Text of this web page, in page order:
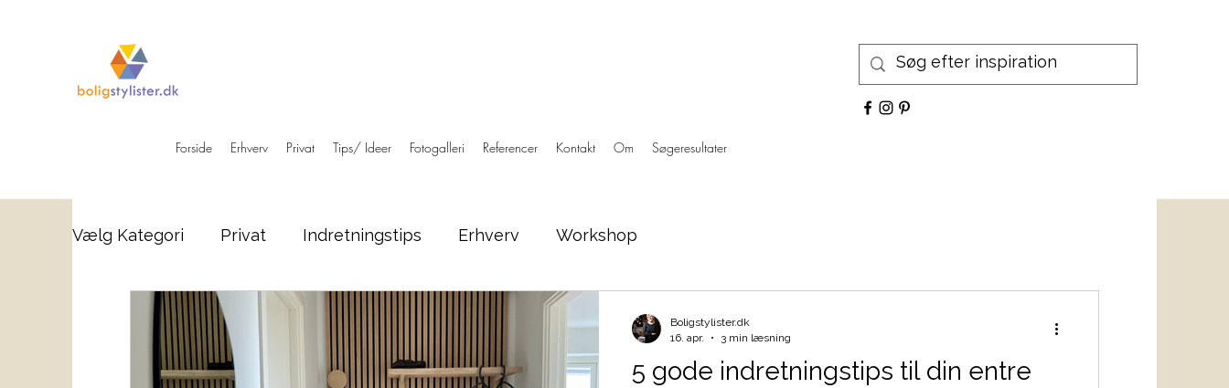
Forside Erhverv Privat Tips/ Ideer Fotogalleri Referencer Kontakt Om Søgeresultater
Vælg Kategori Privat Indretningstips Erhverv Workshop
5 gode indretningstips til din entre
Boligstylister.dk
16. apr.
3 min læsning